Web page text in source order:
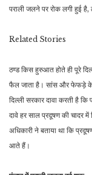
पराली जलने पर रोक लगी हुई
Related Stories
ठण्ड किस हुरुआत होते ही पूरे
फैल जाता है। सांस और फेफड़े के
दिल्ली सरकार दावा करती है
दावे हर साल प्रदूषण की चादर
अधिकारी ने बताया था कि
आते हैं।